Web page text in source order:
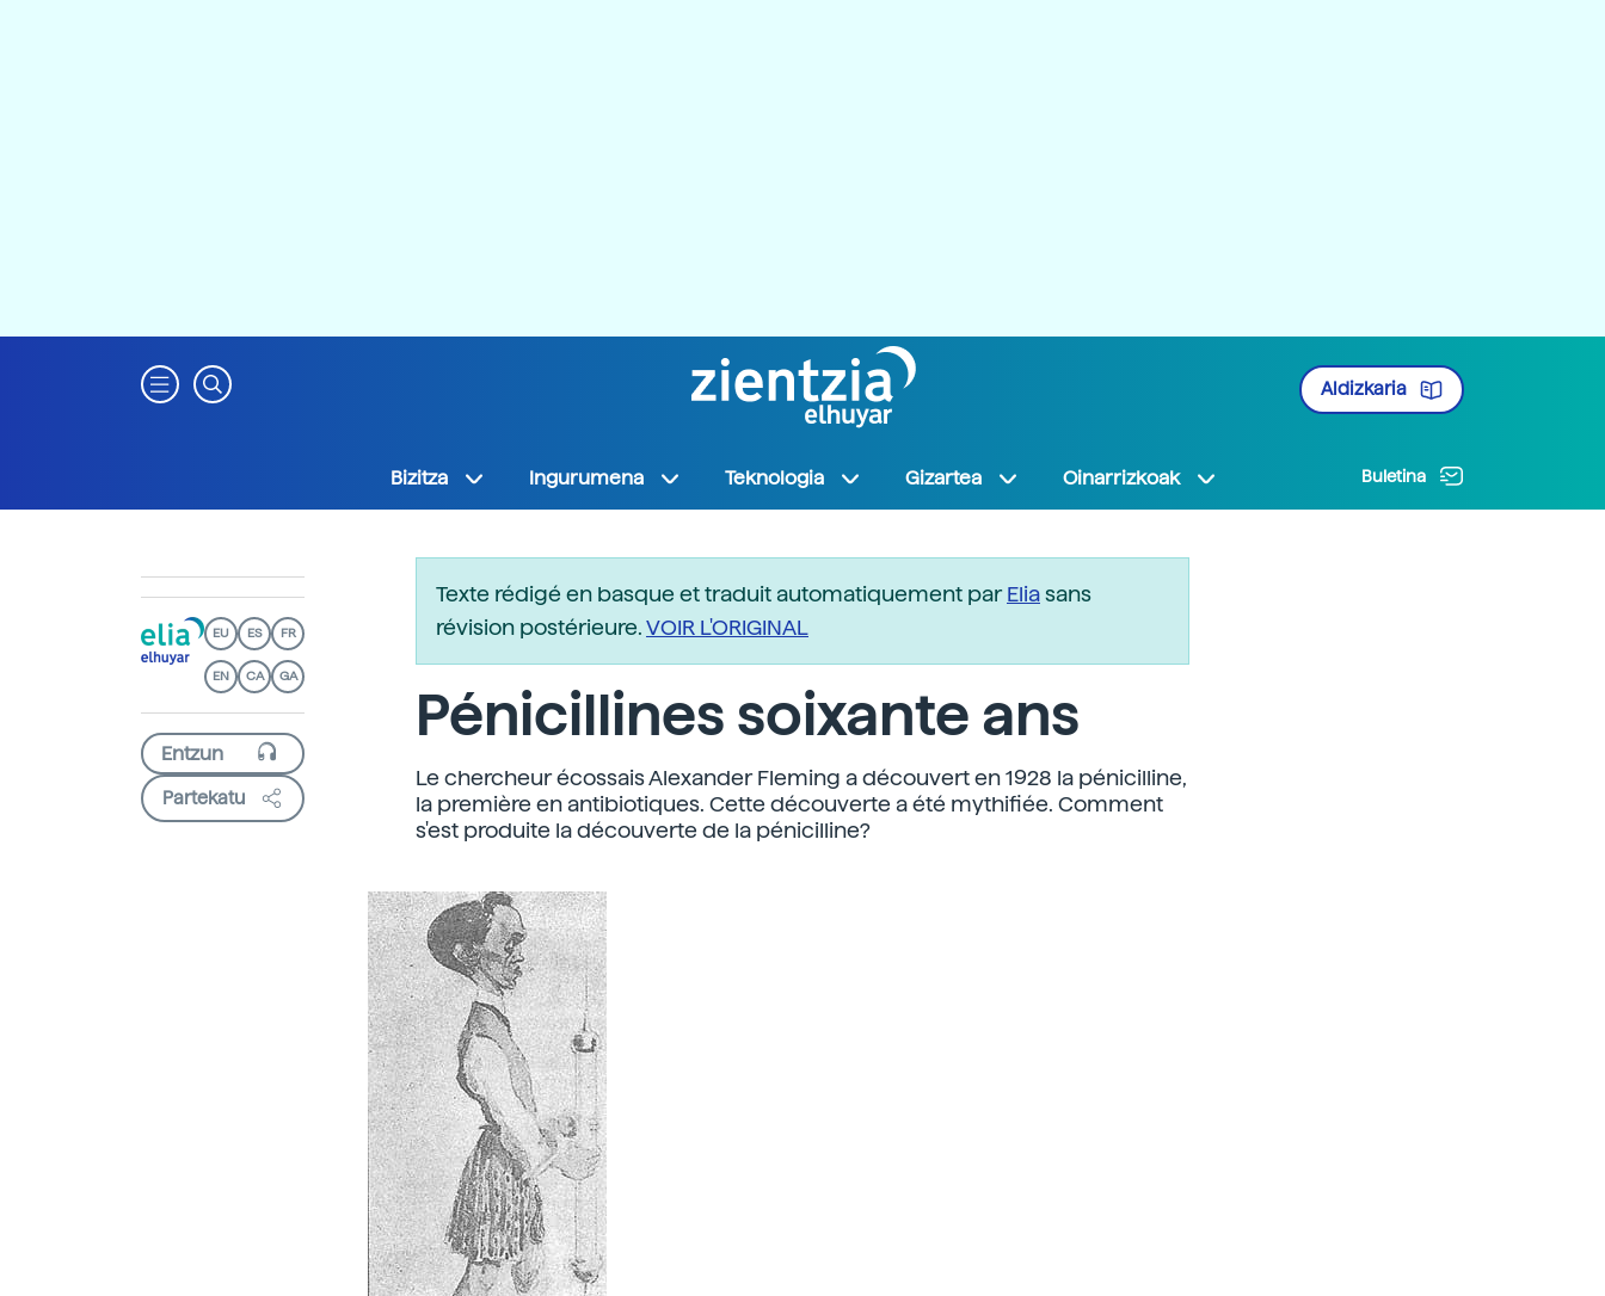
Aldizkaria
Bizitza Ingurumena Teknologia Gizartea Oinarrizkoak Buletina
EU ES FR
EN CA GA
Partekatu
Texte rédigé en basque et traduit automatiquement parEliasans
révision postérieure.VOIR L'ORIGINAL
Pénicillines soixante ans
Le chercheur écossais Alexander Fleming a découvert en 1928 la pénicilline,
la première en antibiotiques. Cette découverte a été mythifiée. Comment
s'est produite la découverte de la pénicilline?